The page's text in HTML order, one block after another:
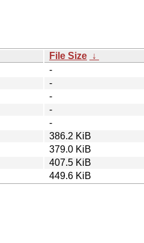
File Size ↓
-
-
-
-
-
386.2 KiB
379.0 KiB
407.5 KiB
449.6 KiB